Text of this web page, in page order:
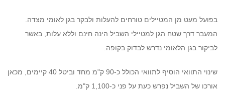
בפועל מעט מן המטיילים טורחים להעלות ולבקר בגן לאומי מצדה.
המעבר דרך שטח הגן למטיילי השביל הינה חינם וללא עלות, באשר
לביקור בגן הלאומי נדרש לבדוק בקופה.
שינוי התוואי הוסיף לתוואי הכולל כ-90 ק"מ מחד וביטל 40 קיימים, מכאן
אורכו של השביל נפרש כעת על פני כ-1,100 ק"מ.